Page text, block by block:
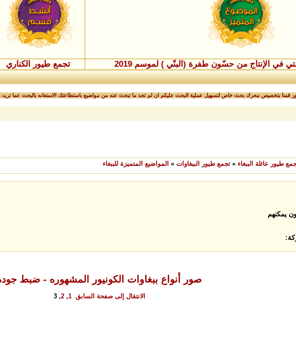
في الإنتاج من حسّون طفرة (البنّي ) لموسم 2019 تجمع طيور الكناري
قمنا بتخصيص محرك بحث خاص لتسهيل عملية البحث عليكم ان لم تجد ما تبحث عنه من مواضيع باستطاعتك الاستعانه بالبحث عما تريد
طيور عائلة الببغاء » تجمع طيور الببغاوات » المواضيع المتميزة للببغاء
يمكنهم
صور أنواع ببغاوات الكونيور المشهوره - ضبط
الانتقال إلى صفحة السابق 1
,
2
,
3